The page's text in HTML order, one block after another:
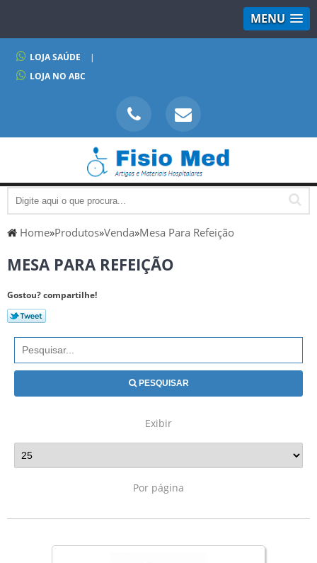
MENU
LOJA SAÚDE
|
LOJA NO ABC
Home»Produtos»Venda»Mesa Para Refeição
MESA PARA REFEIÇÃO
Gostou? compartilhe!
PESQUISAR
Exibir
Por página